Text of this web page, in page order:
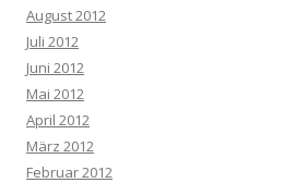
August 2012
Juli 2012
Juni 2012
Mai 2012
April 2012
März 2012
Februar 2012